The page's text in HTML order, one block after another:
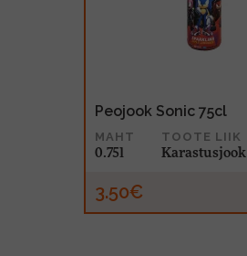
Peojook Sonic 75cl
MAHT
0.75l
TOOTE LIIK
Karastusjook
3.50€